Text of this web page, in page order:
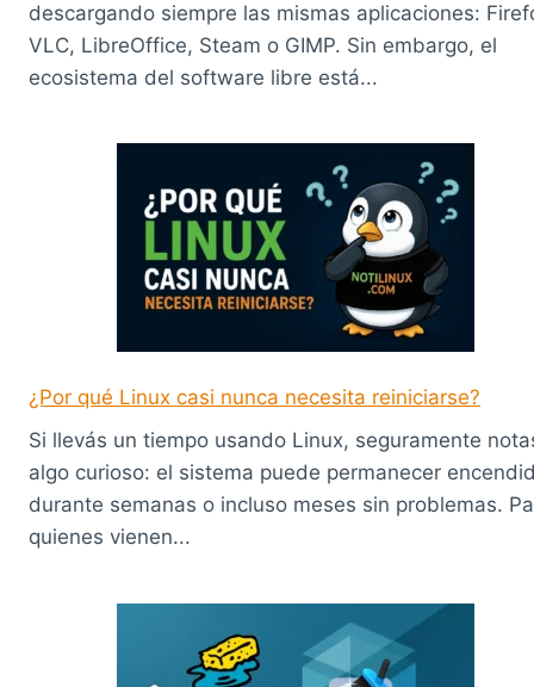
descargando siempre las mismas aplicaciones:
VLC, LibreOffice, Steam o GIMP. Sin embargo, el
ecosistema del software libre está...
¿Por qué Linux casi nunca necesita reiniciarse?
Si llevás un tiempo usando Linux, seguramente
algo curioso: el sistema puede permanecer
durante semanas o incluso meses sin problemas.
quienes vienen...